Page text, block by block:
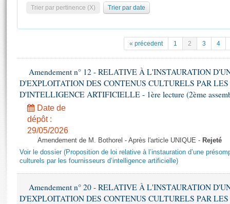
Pétitions
Projets de loi
Propositions de loi
Amendements
Textes adoptés
Rapports d'information
Rapports d'enquête
Rapports législatifs
Baromètre de l’application des lois
Statistiques et chiffres clés
( Constitution | Règlement de l'Assemblée ... )
Juniors
Anciennes législatures
Liens vers les sites publics
Contacts et plan d'accès
Photos libres de droit
Trier par pertinence (X) Trier par date
« précedent 1 2 3 4
Amendement n° 12 - RELATIVE À L'INSTAURATION
D'EXPLOITATION DES CONTENUS CULTURELS PAR LES
D'INTELLIGENCE ARTIFICIELLE - 1ère lecture (2ème
Date de
dépôt :
29/05/2026
Amendement de M. Bothorel - Après l'article UNIQUE - Rejeté
Voir le dossier (Proposition de loi relative à l’instauration d’une
culturels par les fournisseurs d’intelligence artificielle)
Amendement n° 20 - RELATIVE À L'INSTAURATION
D'EXPLOITATION DES CONTENUS CULTURELS PAR LES